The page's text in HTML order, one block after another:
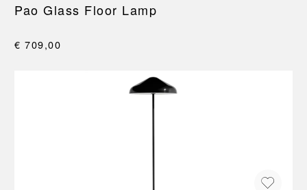
Pao Glass Floor Lamp
€ 709,00